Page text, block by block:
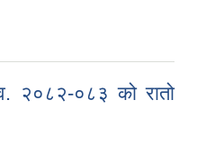
२०८२-०८३ को रातो